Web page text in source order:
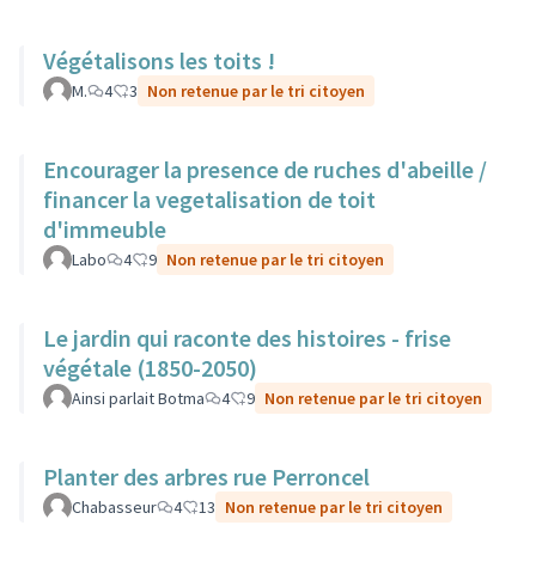
Végétalisons les toits !
M. 4 3 Non retenue par le tri citoyen
Encourager la presence de ruches d'abeille /
financer la vegetalisation de toit
d'immeuble
Labo 4 9 Non retenue par le tri citoyen
Le jardin qui raconte des histoires - frise
végétale (1850-2050)
Ainsi parlait Botma 4 9 Non retenue par le tri citoyen
Planter des arbres rue Perroncel
Chabasseur 4 13 Non retenue par le tri citoyen